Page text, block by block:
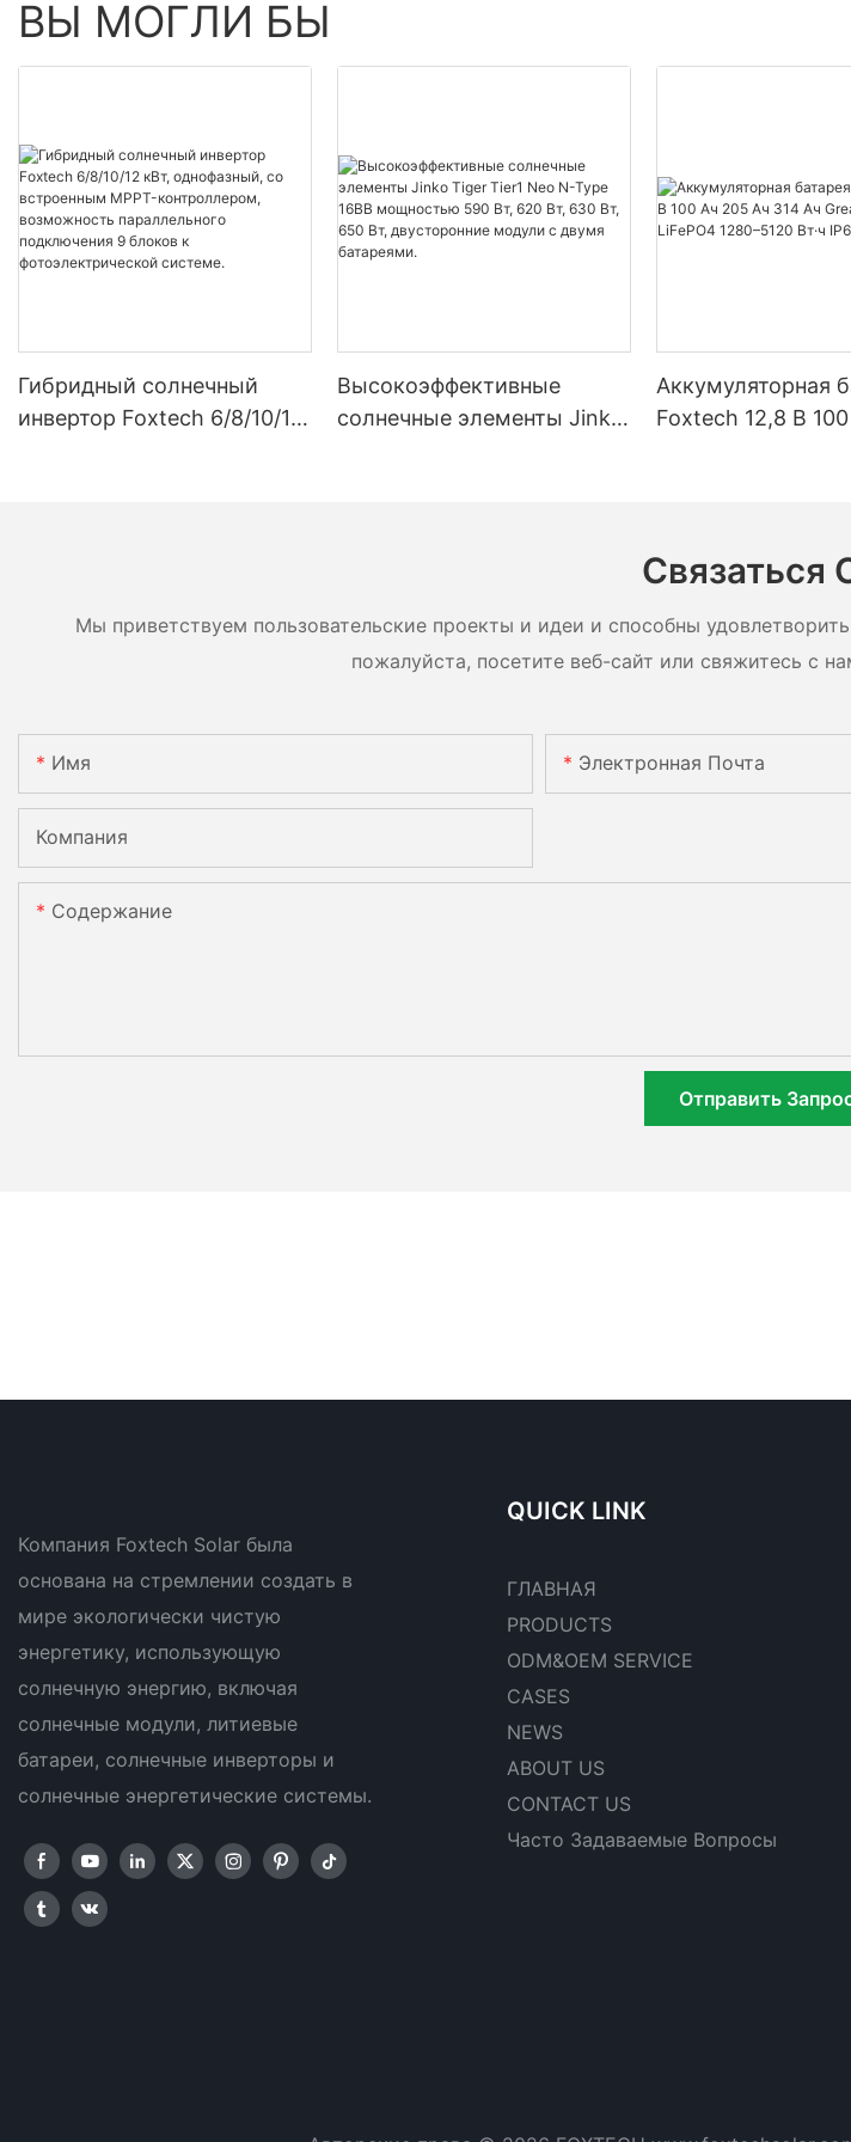
ВЫ МОГЛИ БЫ
Гибридный солнечный
инвертор Foxtech 6/8/10/12
фотоэлектрической
Высокоэффективные
солнечные элементы Jinko
Аккумуляторная
Foxtech 12,8 В
Связаться
Мы приветствуем пользовательские проекты и идеи и способны
пожалуйста, посетите веб-сайт или свяжитесь с
Имя Электронная Почта
Компания
Содержание
Отправить
Компания Foxtech Solar была
основана на стремлении создать в
мире экологически чистую
энергетику, использующую
солнечную энергию, включая
солнечные модули, литиевые
батареи, солнечные инверторы и
солнечные энергетические системы.
QUICK LINK
ГЛАВНАЯ
PRODUCTS
ODM&OEM SERVICE
CASES
NEWS
ABOUT US
CONTACT US
Часто Задаваемые Вопросы